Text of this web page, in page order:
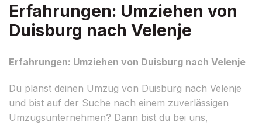
Erfahrungen: Umziehen von
Duisburg nach Velenje
Erfahrungen: Umziehen von Duisburg nach Velenje
Du planst deinen Umzug von Duisburg nach Velenje
und bist auf der Suche nach einem zuverlässigen
Umzugsunternehmen? Dann bist du bei uns,